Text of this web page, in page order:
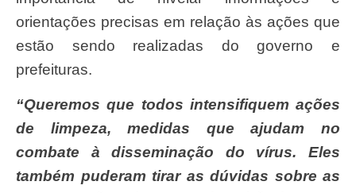
orientações precisas em relação às ações que
estão sendo realizadas do governo e
prefeituras.
“Queremos que todos intensifiquem ações
de limpeza, medidas que ajudam no
combate à disseminação do vírus. Eles
também puderam tirar as dúvidas sobre as